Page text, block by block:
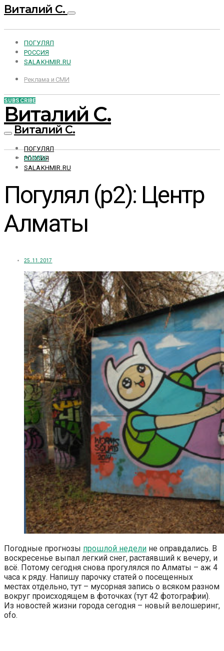
Виталий С.
ПОГУЛЯЛ
РОССИЯ
SALAKHMIR.RU
Реклама и СМИ
SUBSCRIBE
Виталий С.
Виталий С.
ПОГУЛЯЛ
РОССИЯ
SALAKHMIR.RU
АЛМАТЫ
Погулял (p2): Центр
Алматы
25.11.2017
Погодные прогнозы прошлой недели не оправдались. В
воскресенье выпал легкий снег, растаявший к вечеру, и
всё. Потому сегодня снова прогулялся по Алматы – аж 4
часа к ряду. Напишу парочку статей о посещенных
местах отдельно, тут – мусорная запись о всяком разном
вокруг происходящем в фоточках (тут 42 фотографии).
Из новостей жизни города сегодня – новый велошеринг,
ofo.